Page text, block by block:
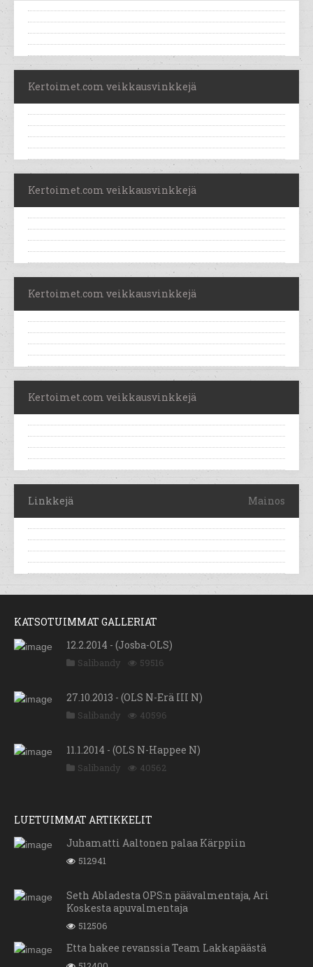
Kertoimet.com veikkausvinkkejä
Kertoimet.com veikkausvinkkejä
Kertoimet.com veikkausvinkkejä
Kertoimet.com veikkausvinkkejä
Linkkejä Mainos
KATSOTUIMMAT GALLERIAT
12.2.2014 - (Josba-OLS)
Salibandy 59516
27.10.2013 - (OLS N-Erä III N)
Salibandy 40596
11.1.2014 - (OLS N-Happee N)
Salibandy 40562
LUETUIMMAT ARTIKKELIT
Juhamatti Aaltonen palaa Kärppiin
512941
Seth Abladesta OPS:n päävalmentaja, Ari
Koskesta apuvalmentaja
512506
Etta hakee revanssia Team Lakkapäästä